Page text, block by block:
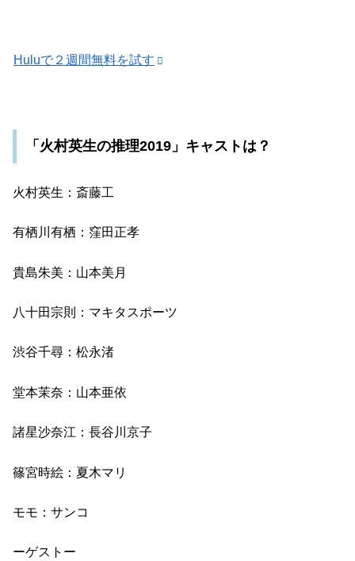
Huluで２週間無料を試す
「火村英生の推理2019」キャストは？
火村英生：斎藤工
有栖川有栖：窪田正孝
貴島朱美：山本美月
八十田宗則：マキタスポーツ
渋谷千尋：松永渚
堂本茉奈：山本亜依
諸星沙奈江：長谷川京子
篠宮時絵：夏木マリ
モモ：サンコ
ーゲストー